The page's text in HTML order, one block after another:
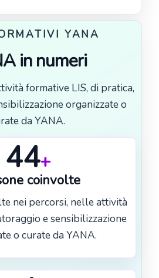
YANA
in numeri
formative LIS, di pratica,
organizzate o
da YANA.
44+
coinvolte
nei percorsi, nelle attività
e sensibilizzazione
o curate da YANA.